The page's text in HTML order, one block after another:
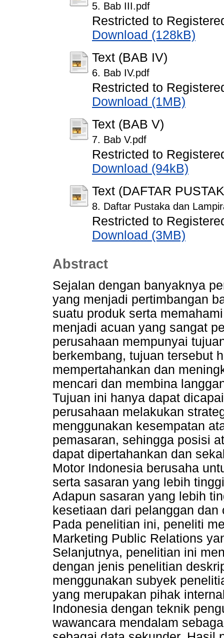
5. Bab III.pdf
Restricted to
Download (128kB)
Text (BAB IV)
6. Bab IV.pdf
Restricted to
Download (1MB)
Text (BAB V)
7. Bab V.pdf
Restricted to
Download (94kB)
Text (DAFTAR
8. Daftar Pustaka dan
Restricted to
Download (3MB)
Abstract
Sejalan dengan banyaknya
yang menjadi pertimbangan
suatu produk serta
menjadi acuan yang sangat
perusahaan mempunyai
berkembang, tujuan tersebut
mempertahankan dan
mencari dan membina
Tujuan ini hanya dapat
perusahaan melakukan
menggunakan kesempatan
pemasaran, sehingga posisi
dapat dipertahankan dan
Motor Indonesia berusaha
serta sasaran yang lebih
Adapun sasaran yang lebih
kesetiaan dari pelanggan
Pada penelitian ini, peneliti
Marketing Public Relations
Selanjutnya, penelitian ini
dengan jenis penelitian
menggunakan subyek
yang merupakan pihak
Indonesia dengan teknik
wawancara mendalam